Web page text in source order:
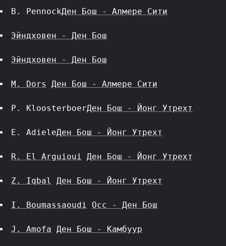
B. PennockДен Бош - Алмере Сити
Эйндховен - Ден Бош
Эйндховен - Ден Бош
M. Dors Ден Бош - Алмере Сити
P. KloosterboerДен Бош - Йонг Утрехт
E. AdieleДен Бош - Йонг Утрехт
R. El Arguioui Ден Бош - Йонг Утрехт
Z. Iqbal Ден Бош - Йонг Утрехт
I. Boumassaoudi Осс - Ден Бош
J. Amofa Ден Бош - Камбуур